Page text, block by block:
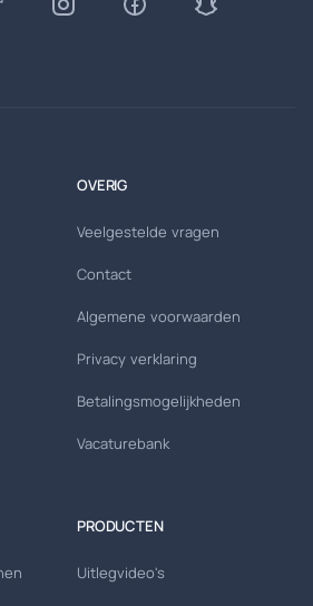
OVERIG
Veelgestelde vragen
Contact
Algemene voorwaarden
Privacy verklaring
Betalingsmogelijkheden
Vacaturebank
PRODUCTEN
Uitlegvideo's